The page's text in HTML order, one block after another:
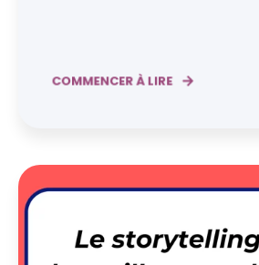
COMMENCER À LIRE